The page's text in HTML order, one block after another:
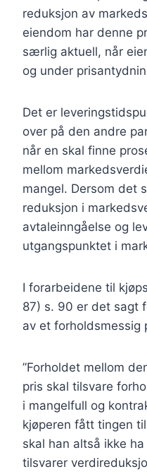
reduksjon av
eiendom har denne
særlig aktuell, når
og under
Det er
over på den andre
når en skal finne
mellom
mangel. Dersom det
reduksjon i
avtaleinngåelse og
utgangspunktet i
I forarbeidene til
87) s. 90 er det sagt
av et forholdsmessig
”Forholdet mellom
pris skal tilsvare
i mangelfull og
kjøperen fått tingen
skal han altså ikke
tilsvarer